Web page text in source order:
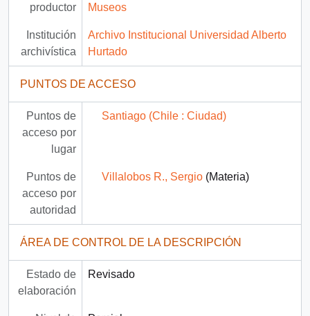
productor Museos
Institución
archivística
Archivo Institucional Universidad Alberto
Hurtado
PUNTOS DE ACCESO
Puntos de
acceso por
lugar
Santiago (Chile : Ciudad)
Puntos de
acceso por
autoridad
Villalobos R., Sergio(Materia)
ÁREA DE CONTROL DE LA DESCRIPCIÓN
Estado de
elaboración
Revisado